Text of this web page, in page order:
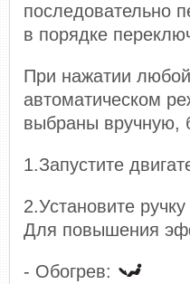
последовательно
в порядке
При нажатии
автоматическом
выбраны вручную,
1.Запустите
2.Установите
Для повышения
- Обогрев: